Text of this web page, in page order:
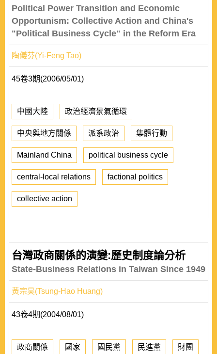
Political Power Transition and Economic
Opportunism: Collective Action and China's
"Political Business Cycle" in the Reform Era
陶儀芬(Yi-Feng Tao)
45卷3期(2006/05/01)
中國大陸 政治經濟景氣循環
中央與地方關係 派系政治 集體行動
Mainland China political business cycle
central-local relations factional politics
collective action
台灣政商關係的演變:歷史制度論分析
State-Business Relations in Taiwan Since 1949
黃宗昊(Tsung-Hao Huang)
43卷4期(2004/08/01)
政商關係 國家 國民黨 民進黨 財團